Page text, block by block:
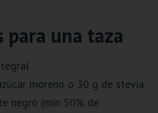
para una taza
moreno o 30 g de stevia
negro (min 50% de